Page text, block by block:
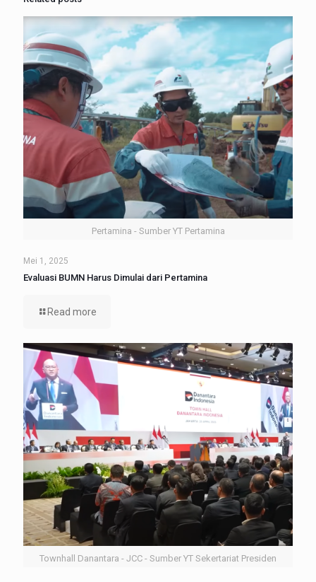
Pertamina - Sumber YT Pertamina
Mei 1, 2025
Evaluasi BUMN Harus Dimulai dari Pertamina
Read more
Townhall Danantara - JCC - Sumber YT Sekertariat Presiden